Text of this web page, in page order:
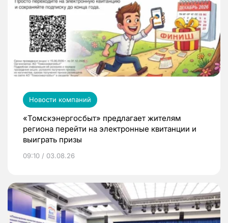
Новости компаний
«Томскэнергосбыт» предлагает жителям
региона перейти на электронные квитанции и
выиграть призы
09:10 / 03.08.26